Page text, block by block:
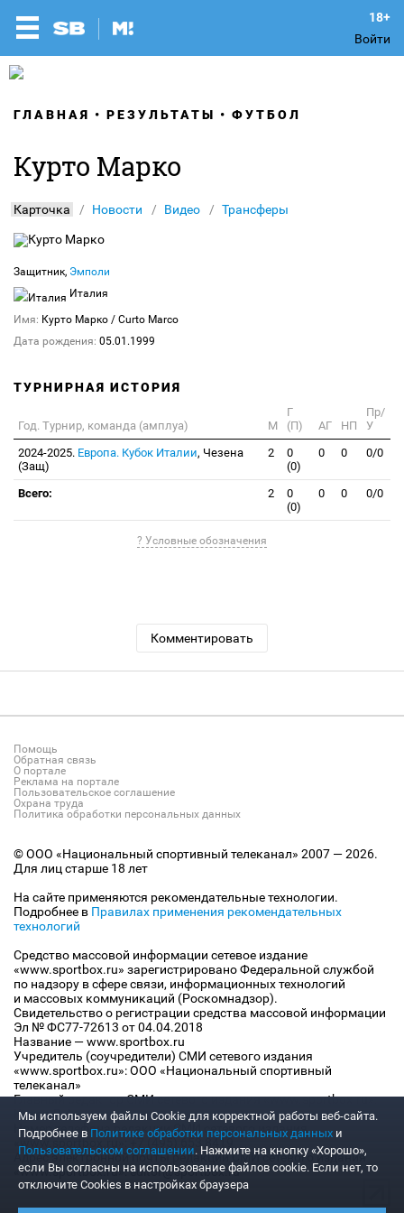
Войти
ГЛАВНАЯ РЕЗУЛЬТАТЫ ФУТБОЛ
Курто Марко
Карточка Новости Видео Трансферы
Защитник, Эмполи
Италия
Имя: Курто Марко / Curto Marco
Дата рождения: 05.01.1999
ТУРНИРНАЯ ИСТОРИЯ
Год. Турнир, команда (амплуа) М
Г
(П)
АГ НП
Пр/
У
2024-2025. Европа. Кубок Италии, Чезена
(Защ)
2
0
(0)
0 0 0/0
Всего: 2
0
(0)
0 0 0/0
? Условные обозначения
Комментировать
Помощь
Обратная связь
О портале
Реклама на портале
Пользовательское соглашение
Охрана труда
Политика обработки персональных данных
© ООО «Национальный спортивный телеканал» 2007 — 2026.
Для лиц старше 18 лет
На сайте применяются рекомендательные технологии.
Подробнее в Правилах применения рекомендательных
технологий
Средство массовой информации сетевое издание
«www.sportbox.ru» зарегистрировано Федеральной службой
по надзору в сфере связи, информационных технологий
и массовых коммуникаций (Роскомнадзор).
Свидетельство о регистрации средства массовой информации
Эл № ФС77-72613 от 04.04.2018
Название — www.sportbox.ru
Учредитель (соучредители) СМИ сетевого издания
«www.sportbox.ru»: ООО «Национальный спортивный
телеканал»
Главный редактор СМИ сетевого издания «www.sportbox.ru»:
Конов В.А.
Номер телефона редакции СМИ сетевого издания
«www.sportbox.ru»: +7 (495) 653 8419
Адрес электронной почты редакции СМИ сетевого издания
«www.sportbox.ru»: editor@sportbox.ru
Мы используем файлы Сookie для корректной работы веб-сайта.
Подробнее в Политике обработки персональных данных и
Пользовательском соглашении. Нажмите на кнопку «Хорошо»,
если Вы согласны на использование файлов cookie. Если нет, то
отключите Cookies в настройках браузера